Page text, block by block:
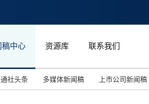
中心 资源库 联系我们
社头条 多媒体新闻稿 上市公司新闻稿